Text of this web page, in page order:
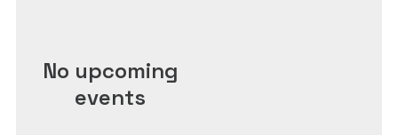
No upcoming
events